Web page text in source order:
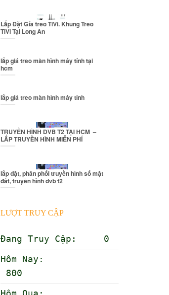
Lắp Đặt Gía treo TiVi. Khung Treo
TiVi Tại Long An
lắp giá treo màn hình máy tính tại
hcm
lắp giá treo màn hình máy tính
TRUYỀN HÌNH DVB T2 TẠI HCM –
LẮP TRUYỀN HÌNH MIỄN PHÍ
lắp đặt, phân phối truyền hình số mặt
đất, truyền hình dvb t2
LƯỢT TRUY CẬP
Đang Truy Cập: 0
Hôm Nay:
800